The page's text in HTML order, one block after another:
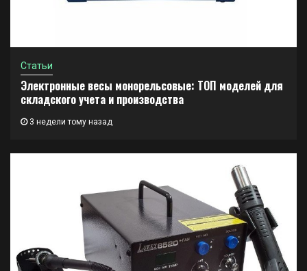
Статьи
Электронные весы монорельсовые: ТОП моделей для
складского учета и производства
3 недели тому назад